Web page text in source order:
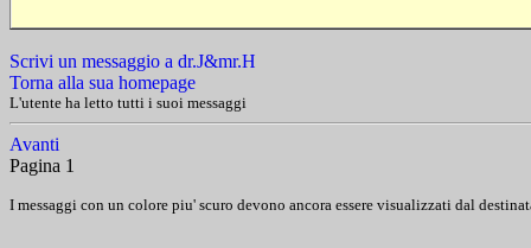
Scrivi un messaggio a dr.J&mr.H
Torna alla sua homepage
L'utente ha letto tutti i suoi messaggi
Avanti
Pagina 1
I messaggi con un colore piu' scuro devono ancora essere visualizzati dal